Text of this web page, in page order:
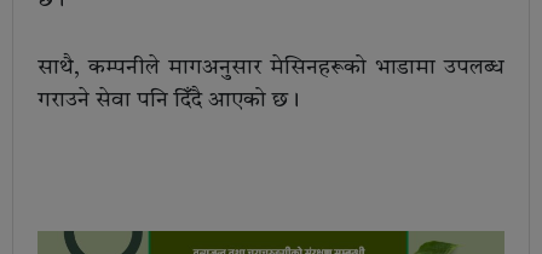
साथै, कम्पनीले मागअनुसार मेसिनहरूको भाडामा उपलब्ध
गराउने सेवा पनि दिँदै आएको छ।